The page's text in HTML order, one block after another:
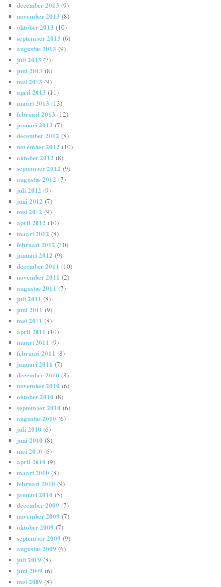
december 2013 (9)
november 2013 (8)
oktober 2013 (10)
september 2013 (6)
augustus 2013 (9)
juli 2013 (7)
juni 2013 (8)
mei 2013 (9)
april 2013 (11)
maart 2013 (13)
februari 2013 (12)
januari 2013 (7)
december 2012 (8)
november 2012 (10)
oktober 2012 (8)
september 2012 (9)
augustus 2012 (7)
juli 2012 (9)
juni 2012 (7)
mei 2012 (9)
april 2012 (10)
maart 2012 (8)
februari 2012 (10)
januari 2012 (9)
december 2011 (10)
november 2011 (2)
augustus 2011 (7)
juli 2011 (8)
juni 2011 (9)
mei 2011 (8)
april 2011 (10)
maart 2011 (9)
februari 2011 (8)
januari 2011 (7)
december 2010 (8)
november 2010 (6)
oktober 2010 (8)
september 2010 (6)
augustus 2010 (6)
juli 2010 (6)
juni 2010 (8)
mei 2010 (6)
april 2010 (9)
maart 2010 (8)
februari 2010 (9)
januari 2010 (5)
december 2009 (7)
november 2009 (7)
oktober 2009 (7)
september 2009 (9)
augustus 2009 (6)
juli 2009 (8)
juni 2009 (6)
mei 2009 (8)